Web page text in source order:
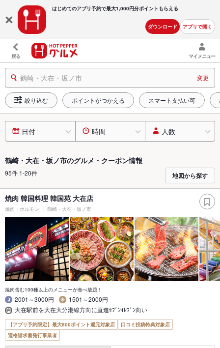
はじめてのアプリ予約で最大1,000円分ポイントもらえる
ダウンロード アプリで開く
戻る マイメニュー
鶴崎・大在・坂ノ市 変更
絞り込む ポイントがつかえる スマート支払い可
日付 時間 人数
鶴崎・大在・坂ノ市のグルメ・クーポン情報
95件 1-20件 地図から探す
焼肉 韓国料理 韓国苑 大在店
焼肉・ホルモン 鶴崎・大在・坂ノ市
焼肉含む100種以上のメニューが食べ放題！
2001～3000円
1501～2000円
大在駅前を大在大分港線方向に直進ｾﾌﾞﾝｲﾚﾌﾞﾝ向い
【アプリ予約限定】最大800ポイント還元対象店
口コミ投稿特典対象店
適格請求書発行事業者